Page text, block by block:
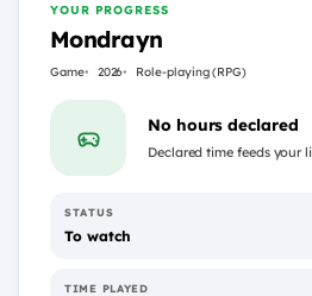
YOUR PROGRESS
Mondrayn
Game 2026 Role-playing (RPG)
No hours declared
Declared time feeds your
STATUS
To watch
TIME PLAYED